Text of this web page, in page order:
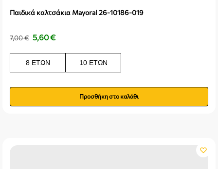
Παιδικά καλτσάκια Mayoral 26-10186-019
7,00€ 5,60€
8 ΕΤΏΝ 10 ΕΤΏΝ
Προσθήκη στο καλάθι